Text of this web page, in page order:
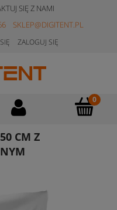
SIĘ Z NAMI
SKLEP@DIGITENT.PL
ZALOGUJ SIĘ
CM Z